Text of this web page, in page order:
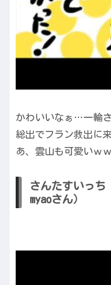
かわいいなぁ…一輪さ
総出でフラン救出に
あ、雲山も可愛いｗ
さんたすいっ
myaoさん）